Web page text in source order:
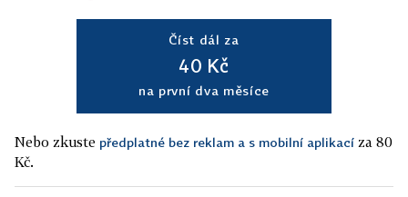
Číst dál za
40 Kč
na první dva měsíce
Nebo zkuste předplatné bez reklam a s mobilní aplikací za 80
Kč.